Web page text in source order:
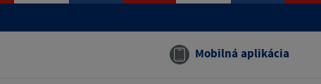
Mobilná aplikácia